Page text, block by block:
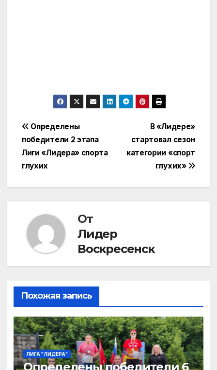
Навигация
по
записям
В «Лидере»
стартовал сезон
категории «спорт
глухих»
Определены
победители 2 этапа
Лиги «Лидера» спорта
глухих
От
Лидер
Воскресенск
Похожая запись
ЛИГА "ЛИДЕРА"
Определены победители 6